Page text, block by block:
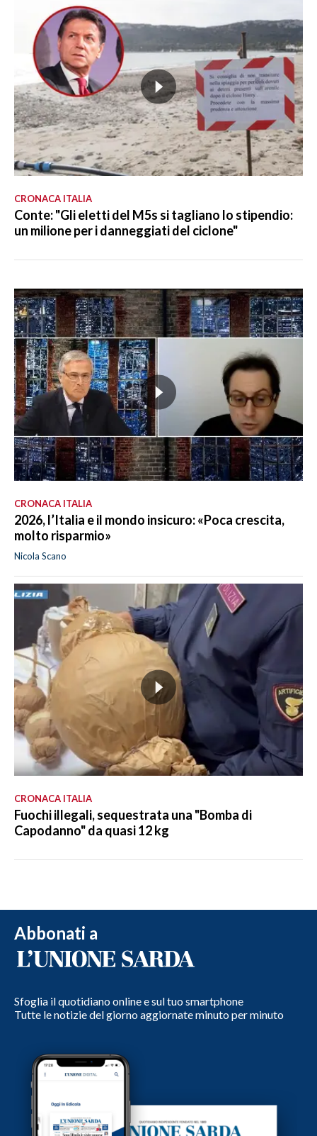
CRONACA ITALIA
Conte: "Gli eletti del M5s si tagliano lo stipendio:
un milione per i danneggiati del ciclone"
CRONACA ITALIA
2026, l’Italia e il mondo insicuro: «Poca crescita,
molto risparmio»
Nicola Scano
CRONACA ITALIA
Fuochi illegali, sequestrata una "Bomba di
Capodanno" da quasi 12 kg
Abbonati a
Sfoglia il quotidiano online e sul tuo smartphone
Tutte le notizie del giorno aggiornate minuto per minuto